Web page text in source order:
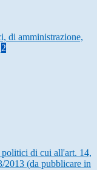
di amministrazione,
2
di cui all'art. 14,
2013 (da pubblicare in